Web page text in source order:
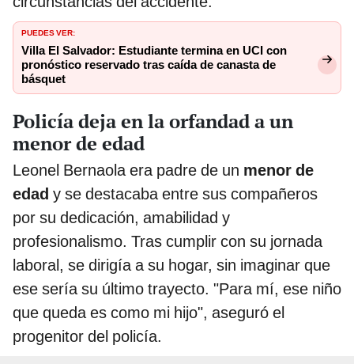
PUEDES VER:
Villa El Salvador: Estudiante termina en UCI con
pronóstico reservado tras caída de canasta de
básquet
Policía deja en la orfandad a un
menor de edad
Leonel Bernaola era padre de un menor de
edad y se destacaba entre sus compañeros
por su dedicación, amabilidad y
profesionalismo. Tras cumplir con su jornada
laboral, se dirigía a su hogar, sin imaginar que
ese sería su último trayecto. "Para mí, ese niño
que queda es como mi hijo", aseguró el
progenitor del policía.